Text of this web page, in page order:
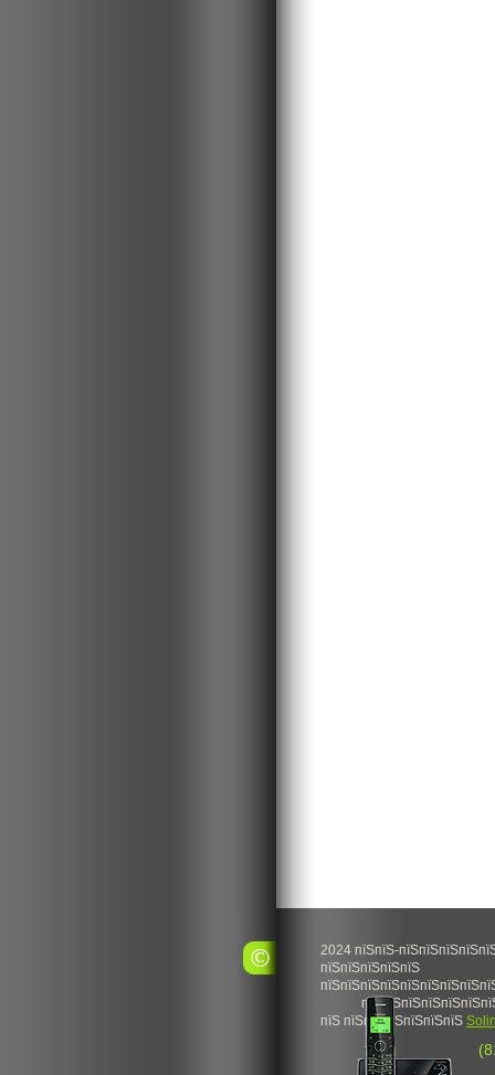
2024 пїЅпїЅ-
пїЅпїЅпїЅпїЅпїЅ
пїЅ пїЅпїЅпїЅпїЅпїЅпїЅ